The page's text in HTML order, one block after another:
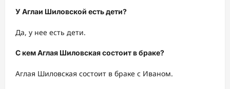
У Аглаи Шиловской есть дети?
Да, у нее есть дети.
С кем Аглая Шиловская состоит в браке?
Аглая Шиловская состоит в браке с Иваном.